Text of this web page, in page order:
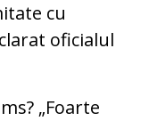
cu
oficialul
„Foarte